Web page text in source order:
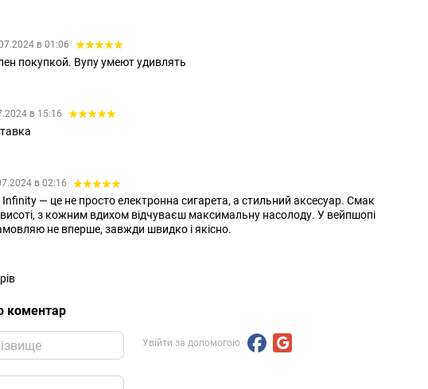
в 01:06
покупкой. Вупу умеют удивлять
в 15:16
в 02:16
Infinity — це не просто електронна сигарета, а стильний аксесуар. Смак
висоті, з кожним вдихом відчуваєш максимальну насолоду. У вейпшопі
не вперше, завжди швидко і якісно.
коментар
Увійти за допомогою